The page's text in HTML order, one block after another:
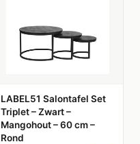
LABEL51 Salontafel Set
Triplet – Zwart –
Mangohout – 60 cm –
Rond